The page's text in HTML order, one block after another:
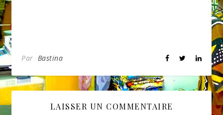
Par Bastina
LAISSER UN COMMENTAIRE